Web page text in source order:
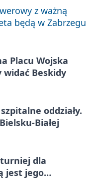
z ważną
będą w Zabrzegu
Placu Wojska
widać Beskidy
oddziały.
Białej
turniej dla
jest jego